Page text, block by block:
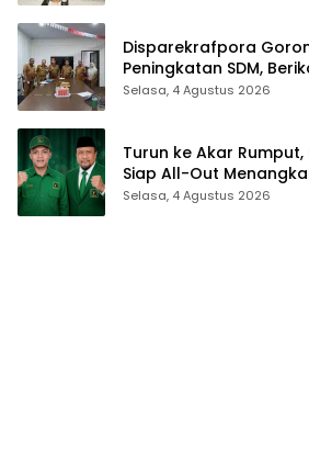
Disparekrafpora
Peningkatan SDM,
Studi S3 bagi Pegawai
Selasa, 4 Agustus 2026
Turun ke Akar
Siap All-Out
Pilkada Bone Bolango
Selasa, 4 Agustus 2026